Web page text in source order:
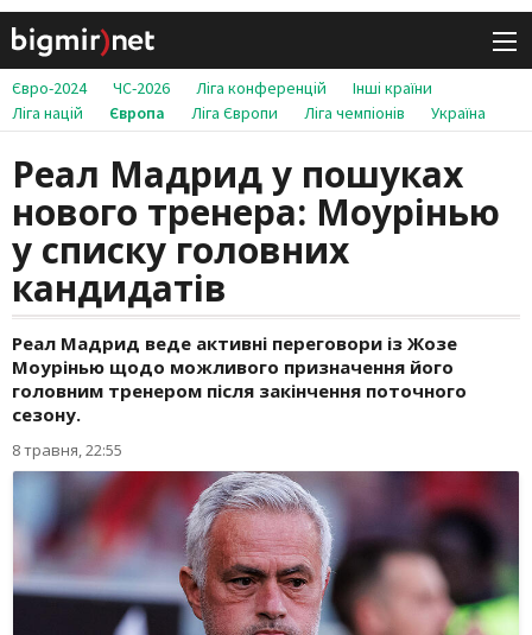
Євро-2024 ЧС-2026 Ліга конференцій
Інші країни
Ліга націй
Європа Ліга Європи Ліга чемпіонів Україна
Реал Мадрид у пошуках
нового тренера: Моурінью
у списку головних
кандидатів
Реал Мадрид веде активні переговори із Жозе
Моурінью щодо можливого призначення його
головним тренером після закінчення поточного
сезону.
8 травня, 22:55